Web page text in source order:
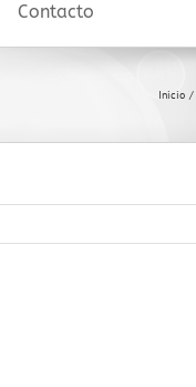
Contacto
Inicio